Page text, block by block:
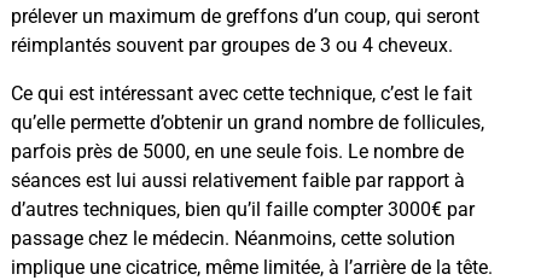
prélever un maximum de greffons d’un coup, qui seront
réimplantés souvent par groupes de 3 ou 4 cheveux.
Ce qui est intéressant avec cette technique, c’est le fait
qu’elle permette d’obtenir un grand nombre de follicules,
parfois près de 5000, en une seule fois. Le nombre de
séances est lui aussi relativement faible par rapport à
d’autres techniques, bien qu’il faille compter 3000€ par
passage chez le médecin. Néanmoins, cette solution
implique une cicatrice, même limitée, à l’arrière de la tête.